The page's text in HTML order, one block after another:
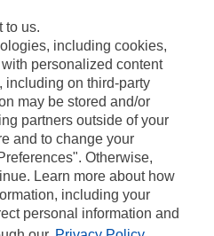
to us.
including cookies,
personalized content
including on third-party
may be stored and/or
partners outside of your
and to change your
Otherwise,
Learn more about how
including your
personal information and
APÉRITIVES
GRAINES
légales
PepsiCo